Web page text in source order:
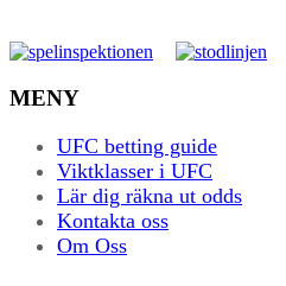
MENY
UFC betting guide
Viktklasser i UFC
Lär dig räkna ut odds
Kontakta oss
Om Oss